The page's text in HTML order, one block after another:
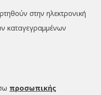
στην ηλεκτρονική
καταγεγραμμένων
προσωπικής